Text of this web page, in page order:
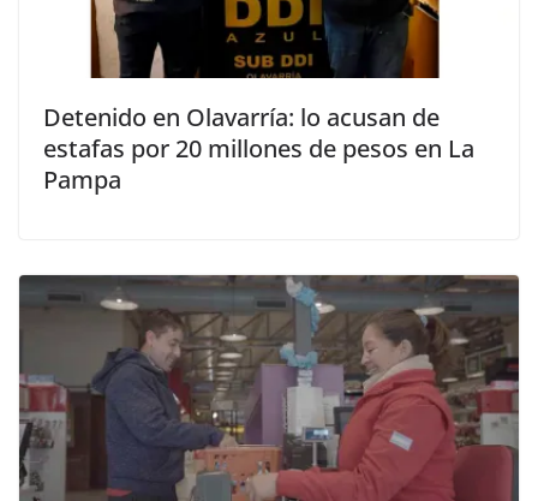
Detenido en Olavarría: lo acusan de
estafas por 20 millones de pesos en La
Pampa